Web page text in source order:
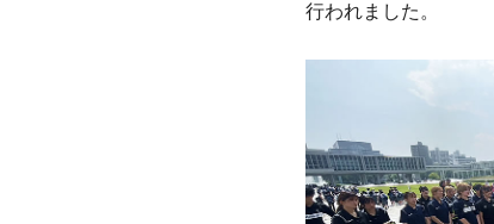
行われました。